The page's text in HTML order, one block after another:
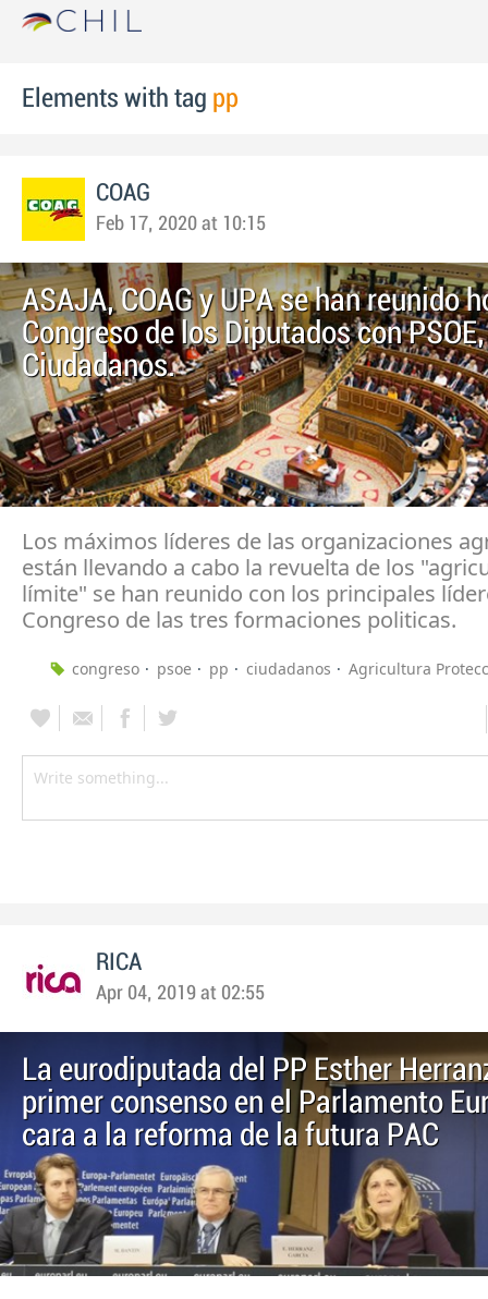
Elements with tag pp
COAG
Feb 17, 2020 at 10:15
ASAJA, COAG y UPA se han reunido
Congreso de los Diputados con
Ciudadanos.
Los máximos líderes de las organizaciones
están llevando a cabo la revuelta de los
límite" se han reunido con los principales
Congreso de las tres formaciones politicas.
congreso psoe pp ciudadanos Agricultura
RICA
Apr 04, 2019 at 02:55
La eurodiputada del PP Esther
primer consenso en el Parlamento
cara a la reforma de la futura PAC